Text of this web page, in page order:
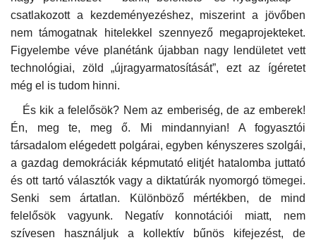
csatlakozott a kezdeményezéshez, miszerint a jövőben
nem támogatnak hitelekkel szennyező megaprojekteket.
Figyelembe véve planétánk újabban nagy lendületet vett
technológiai, zöld „újragyarmatosítását”, ezt az ígéretet
még el is tudom hinni.
És kik a felelősök? Nem az emberiség, de az emberek!
Én, meg te, meg ő. Mi mindannyian! A fogyasztói
társadalom elégedett polgárai, egyben kényszeres szolgái,
a gazdag demokráciák képmutató elitjét hatalomba juttató
és ott tartó választók vagy a diktatúrák nyomorgó tömegei.
Senki sem ártatlan. Különböző mértékben, de mind
felelősök vagyunk. Negatív konnotációi miatt, nem
szívesen használjuk a kollektív bűnös kifejezést, de